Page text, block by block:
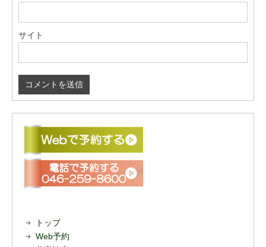
サイト
トップ
Web予約